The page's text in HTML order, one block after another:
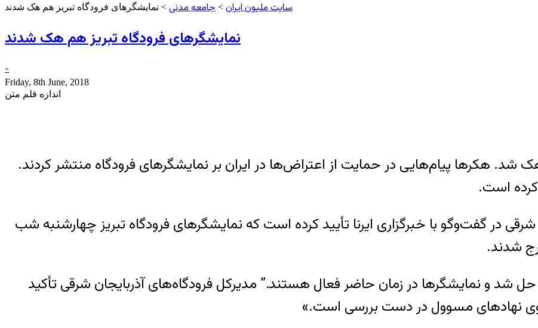
سایت ملیون ایران > جامعه مدنی > نمایشگرهای فرودگاه تبریز هم هک شدند
نمایشگرهای فرودگاه تبریز هم هک شدند
-
Friday, 8th June, 2018
اندازه قلم متن
فرودگاه تبریز چهارشنبه ۱۵ خرداد هک شد. هکرها پیا‌م‌هایی در حمایت از اعتراض‌ها در ایران بر نمایشگرهای فرودگاه منتشر کردند.
کرده است.
در گفت‌وگو با خبرگزاری ایرنا تأیید کرده است که نمایشگرهای فرودگاه تبریز چهارشنبه شب
شد و نمایشگرها در زمان حاضر فعال هستند.” مدیرکل فرودگاه‌های آذربایجان شرقی تأکید
نهادهای مسوول در دست بررسی است.»